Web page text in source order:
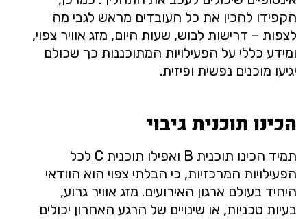
הקפידו להכין את כל העובדים מראש לגבי מה
לצפות – דרישות לבוש, שעות היום, מזג אוויר צפוי,
ומידע כללי על הפעילויות המתוכננות כך שכולם
יגיעו מוכנים נפשית ופיזית.
הכינו תוכנית גיבוי
תמיד הכינו תוכנית B ואפילו תוכנית C לכל
הפעילויות המרכזיות, כי הבלתי צפוי הוא הוודאי
היחיד בעולם ארגון האירועים. מזג אוויר גרוע,
בעיות טכניות, או שינויים של הרגע האחרון יכולים